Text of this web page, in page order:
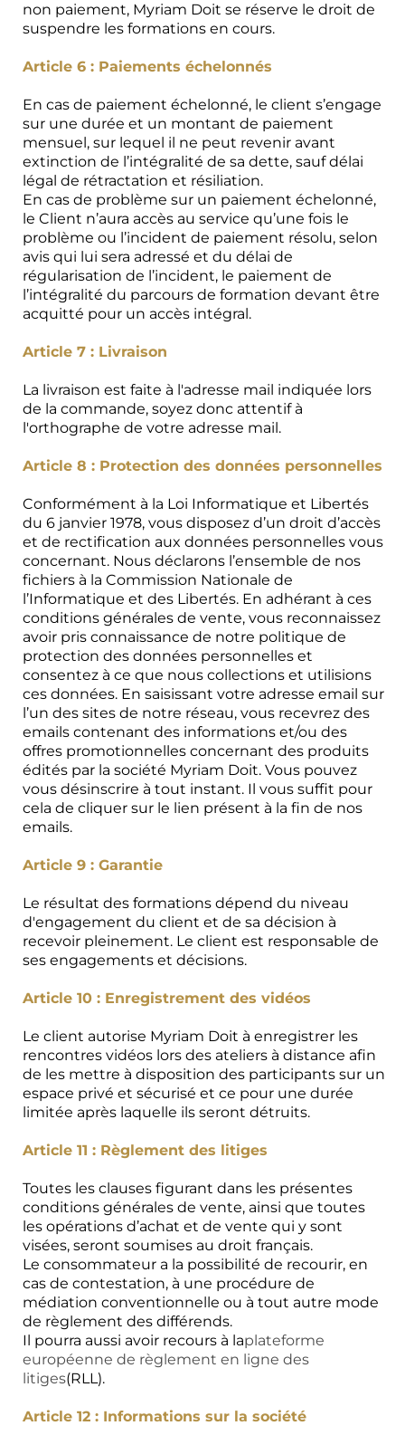
non paiement, Myriam Doit se réserve le droit de
suspendre les formations en cours.
Article 6 : Paiements échelonnés
En cas de paiement échelonné, le client s’engage
sur une durée et un montant de paiement
mensuel, sur lequel il ne peut revenir avant
extinction de l’intégralité de sa dette, sauf délai
légal de rétractation et résiliation.
En cas de problème sur un paiement échelonné,
le Client n’aura accès au service qu’une fois le
problème ou l’incident de paiement résolu, selon
avis qui lui sera adressé et du délai de
régularisation de l’incident, le paiement de
l’intégralité du parcours de formation devant être
acquitté pour un accès intégral.
Article 7 : Livraison
La livraison est faite à l'adresse mail indiquée lors
de la commande, soyez donc attentif à
l'orthographe de votre adresse mail.
Article 8 : Protection des données personnelles
Conformément à la Loi Informatique et Libertés
du 6 janvier 1978, vous disposez d’un droit d’accès
et de rectification aux données personnelles vous
concernant. Nous déclarons l’ensemble de nos
fichiers à la Commission Nationale de
l’Informatique et des Libertés. En adhérant à ces
conditions générales de vente, vous reconnaissez
avoir pris connaissance de notre politique de
protection des données personnelles et
consentez à ce que nous collections et utilisions
ces données. En saisissant votre adresse email sur
l’un des sites de notre réseau, vous recevrez des
emails contenant des informations et/ou des
offres promotionnelles concernant des produits
édités par la société Myriam Doit. Vous pouvez
vous désinscrire à tout instant. Il vous suffit pour
cela de cliquer sur le lien présent à la fin de nos
emails.
Article 9 : Garantie
Le résultat des formations dépend du niveau
d'engagement du client et de sa décision à
recevoir pleinement. Le client est responsable de
ses engagements et décisions.
Article 10 : Enregistrement des vidéos
Le client autorise Myriam Doit à enregistrer les
rencontres vidéos lors des ateliers à distance afin
de les mettre à disposition des participants sur un
espace privé et sécurisé et ce pour une durée
limitée après laquelle ils seront détruits.
Article 11 : Règlement des litiges
Toutes les clauses figurant dans les présentes
conditions générales de vente, ainsi que toutes
les opérations d’achat et de vente qui y sont
visées, seront soumises au droit français.
Le consommateur a la possibilité de recourir, en
cas de contestation, à une procédure de
médiation conventionnelle ou à tout autre mode
de règlement des différends.
Il pourra aussi avoir recours à laplateforme
européenne de règlement en ligne des
litiges(RLL).
Article 12 : Informations sur la société